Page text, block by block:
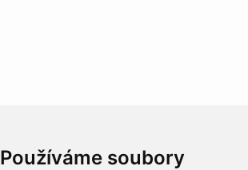
Používáme soubory